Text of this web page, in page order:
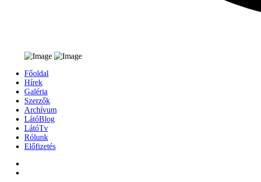
Főoldal
Hírek
Galéria
Szerzők
Archívum
LátóBlog
LátóTv
Rólunk
Előfizetés